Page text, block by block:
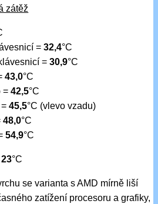
zátěž
=32,4°C
=30,9°C
43,0°C
=42,5°C
=45,5°C (vlevo vzadu)
48,0°C
54,9°C
23°C
se varianta s AMD mírně liší
zatížení procesoru a grafiky,